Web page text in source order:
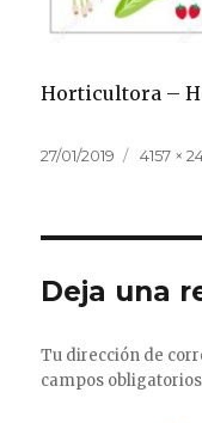
Horticultora –
Publicado
27/01/2019
Tamaño
4157 ×
Deja una
Tu dirección de
campos